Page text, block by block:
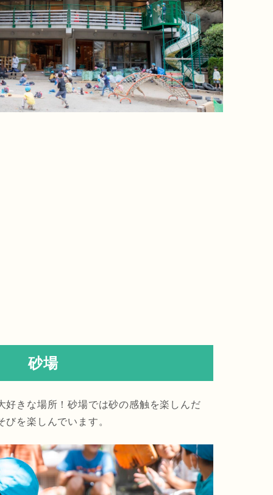
砂場
好きな場所！砂場では砂の感触を楽しんだ
を楽しんでいます。